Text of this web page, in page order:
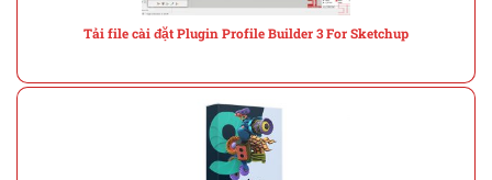
Tải file cài đặt Plugin Profile Builder 3 For Sketchup